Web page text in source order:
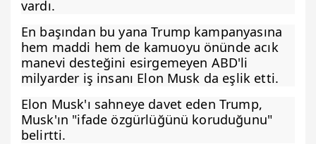
vardı.
En başından bu yana Trump kampanyasına
hem maddi hem de kamuoyu önünde acık
manevi desteğini esirgemeyen ABD'li
milyarder iş insanı Elon Musk da eşlik etti.
Elon Musk'ı sahneye davet eden Trump,
Musk'ın "ifade özgürlüğünü koruduğunu"
belirtti.